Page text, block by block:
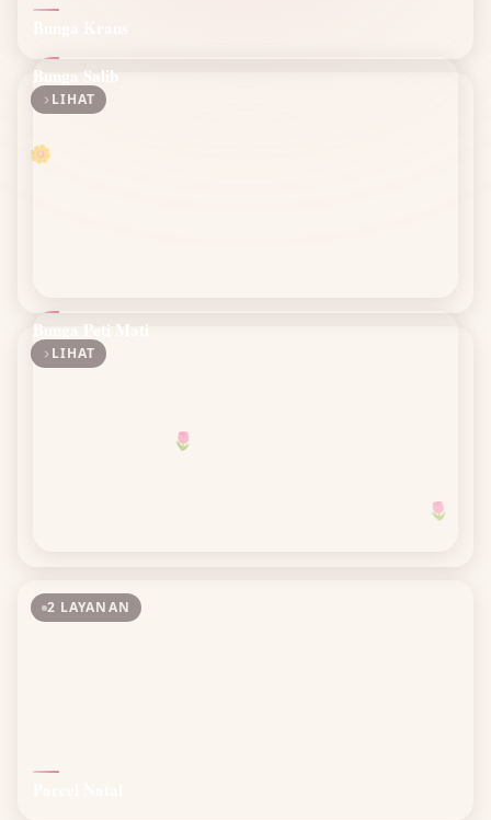
🌷
🌼
🌷
LIHAT
Bunga Salib
LIHAT
Bunga Peti Mati
2 LAYANAN